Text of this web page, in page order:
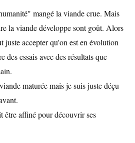
mangé la viande crue. Mais
la viande développe sont goût. Alors
juste accepter qu'on est en évolution
des essais avec des résultats que
maturée mais je suis juste déçu
affiné pour découvrir ses